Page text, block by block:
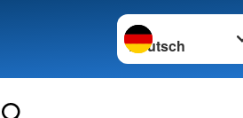
Sprache wechseln zu